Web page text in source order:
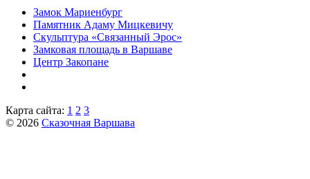
Замок Мариенбург
Памятник Адаму Мицкевичу
Скульптура «Связанный Эрос»
Замковая площадь в Варшаве
Центр Закопане
Карта сайта: 1 2 3
© 2026 Сказочная Варшава